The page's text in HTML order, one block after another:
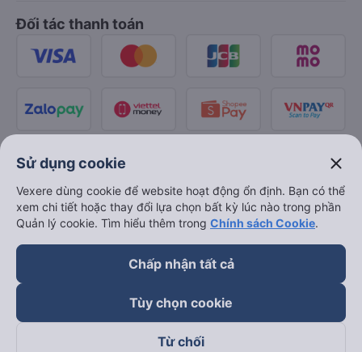
Đối tác thanh toán
Sử dụng cookie close
Vexere dùng cookie để website hoạt động ổn định. Bạn có thể
xem chi tiết hoặc thay đổi lựa chọn bất kỳ lúc nào trong phần
Quản lý cookie. Tìm hiểu thêm trong Chính sách Cookie.
Chấp nhận tất cả
Tùy chọn cookie
Từ chối